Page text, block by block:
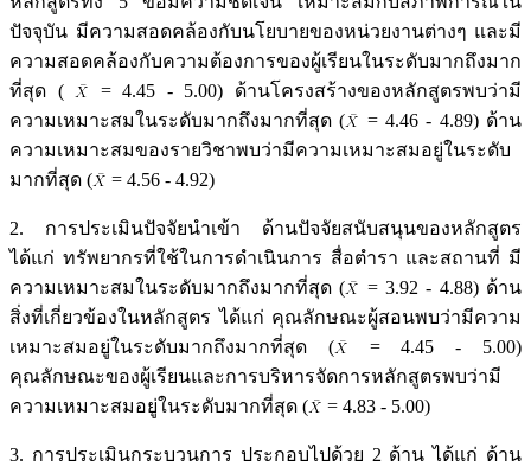
ปัจจุบัน มีความสอดคล้องกับนโยบายของหน่วยงานต่างๆ และมี
ความสอดคล้องกับความต้องการของผู้เรียนในระดับมากถึงมาก
ที่สุด (
= 4.45 - 5.00) ด้านโครงสร้างของหลักสูตรพบว่ามี
ความเหมาะสมในระดับมากถึงมากที่สุด (
= 4.46 - 4.89) ด้าน
ความเหมาะสมของรายวิชาพบว่ามีความเหมาะสมอยู่ในระดับ
มากที่สุด (
= 4.56 - 4.92)
2. การประเมินปัจจัยนำเข้า ด้านปัจจัยสนับสนุนของหลักสูตร
ได้แก่ ทรัพยากรที่ใช้ในการดำเนินการ สื่อตำรา และสถานที่ มี
ความเหมาะสมในระดับมากถึงมากที่สุด (
= 3.92 - 4.88) ด้าน
สิ่งที่เกี่ยวข้องในหลักสูตร ได้แก่ คุณลักษณะผู้สอนพบว่ามีความ
เหมาะสมอยู่ในระดับมากถึงมากที่สุด (
= 4.45 - 5.00)
คุณลักษณะของผู้เรียนและการบริหารจัดการหลักสูตรพบว่ามี
ความเหมาะสมอยู่ในระดับมากที่สุด (
= 4.83 - 5.00)
3. การประเมินกระบวนการ ประกอบไปด้วย 2 ด้าน ได้แก่ ด้าน